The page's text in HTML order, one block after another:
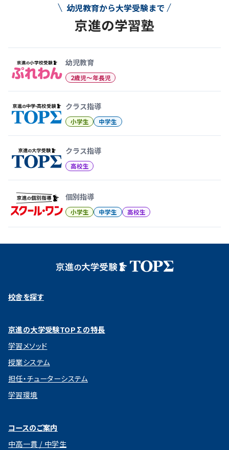
幼児教育から大学受験まで
京進の学習塾
幼児教育
2歳児〜年長児
クラス指導
小学生 中学生
クラス指導
高校生
個別指導
小学生 中学生 高校生
校舎を探す
京進の大学受験TOP∑の特長
学習メソッド
授業システム
担任・チューターシステム
学習環境
コースのご案内
中高一貫 / 中学生